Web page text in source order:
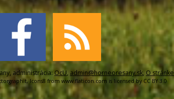
administrácia: OcU, admin@horneoresany.sk, O stránke
, Icons8 from www.flaticon.com is licensed by CC BY 3.0